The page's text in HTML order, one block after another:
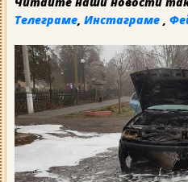
Телеграме Инстаграме